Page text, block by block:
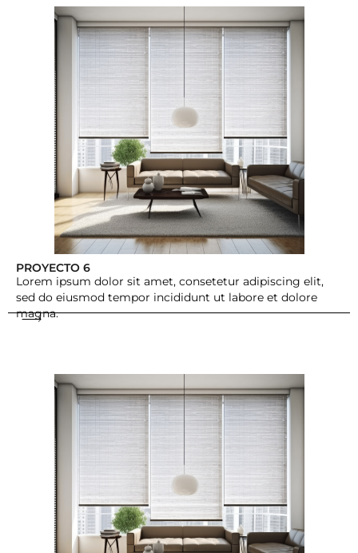
PROYECTO 6
Lorem ipsum dolor sit amet, consetetur adipiscing elit,
sed do eiusmod tempor incididunt ut labore et dolore
magna.